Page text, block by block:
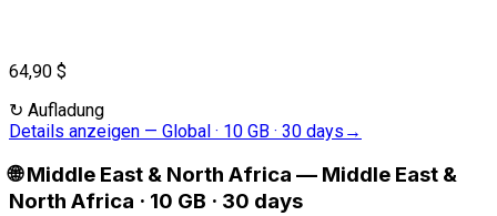
64,90 $
↻ Aufladung
Details anzeigen — Global · 10 GB · 30 days →
🌐 Middle East & North Africa — Middle East &
North Africa · 10 GB · 30 days